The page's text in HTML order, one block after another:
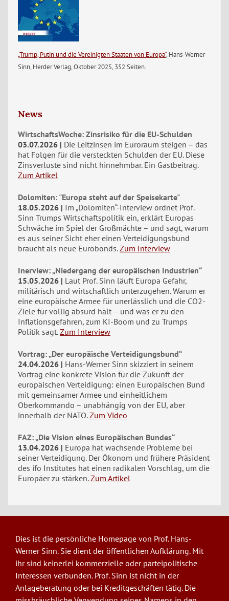
„Trump, Putin und die Vereinigten Staaten von Europa“, Hans-Werner
Sinn, Herder Verlag, Oktober 2025, 352 Seiten.
News
WirtschaftsWoche: Zinsrisiko für die EU-Schulden
03.07.2026
Die Leitzinsen im Euroraum steigen – das
hat Folgen für die versteckten Schulden der EU. Diese
Zinsverluste sind nicht hinnehmbar. Ein Gastbeitrag.
Zum Artikel
Dolomiten: "Europa steht auf der Speisekarte"
18.05.2026
Im „Dolomiten“-Interview ordnet Prof.
Sinn Trumps Wirtschaftspolitik ein, erklärt Europas
Schwäche im Spiel der Großmächte – und sagt, warum
es aus seiner Sicht eher einen Verteidigungsbund
braucht als neue Eurobonds. Zum Interview
Inerview: „Niedergang der europäischen Industrien“
15.05.2026
Laut Prof. Sinn läuft Europa Gefahr,
militärisch und wirtschaftlich unterzugehen. Warum er
eine europäische Armee für unerlässlich und die CO2-
Ziele für völlig absurd hält – und was er zu den
Inflationsgefahren, zum KI-Boom und zu Trumps
Politik sagt. Zum Interview
Vortrag: „Der europäische Verteidigungsbund“
24.04.2026
Hans-Werner Sinn skizziert in seinem
Vortrag eine konkrete Vision für die Zukunft der
europäischen Verteidigung: einen Europäischen Bund
mit gemeinsamer Armee und einheitlichem
Oberkommando – unabhängig von der EU, aber
innerhalb der NATO. Zum Video
FAZ: „Die Vision eines Europäischen Bundes“
13.04.2026
Europa hat wachsende Probleme bei
seiner Verteidigung. Der Ökonom und frühere Präsident
des ifo Institutes hat einen radikalen Vorschlag, um die
Europäer zu stärken. Zum Artikel
Dies ist die persönliche Homepage von Prof. Hans-
Werner Sinn. Sie dient der öffentlichen Aufklärung. Mit
ihr sind keinerlei kommerzielle oder parteipolitische
Interessen verbunden. Prof. Sinn ist nicht in der
Anlageberatung oder bei Kreditgeschäften tätig. Die